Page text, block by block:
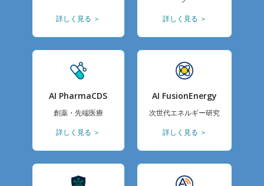
詳しく見る ＞
詳しく見る ＞
AI PharmaCDS
創薬・先端医療
詳しく見る ＞
AI FusionEnergy
次世代エネルギー研究
詳しく見る ＞